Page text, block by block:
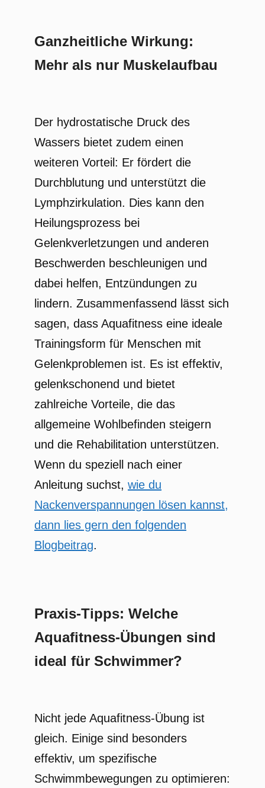
Ganzheitliche Wirkung:
Mehr als nur Muskelaufbau
Der hydrostatische Druck des
Wassers bietet zudem einen
weiteren Vorteil: Er fördert die
Durchblutung und unterstützt die
Lymphzirkulation. Dies kann den
Heilungsprozess bei
Gelenkverletzungen und anderen
Beschwerden beschleunigen und
dabei helfen, Entzündungen zu
lindern. Zusammenfassend lässt sich
sagen, dass Aquafitness eine ideale
Trainingsform für Menschen mit
Gelenkproblemen ist. Es ist effektiv,
gelenkschonend und bietet
zahlreiche Vorteile, die das
allgemeine Wohlbefinden steigern
und die Rehabilitation unterstützen.
Wenn du speziell nach einer
Anleitung suchst, wie du
Nackenverspannungen lösen kannst,
dann lies gern den folgenden
Blogbeitrag.
Praxis-Tipps: Welche
Aquafitness-Übungen sind
ideal für Schwimmer?
Nicht jede Aquafitness-Übung ist
gleich. Einige sind besonders
effektiv, um spezifische
Schwimmbewegungen zu optimieren: